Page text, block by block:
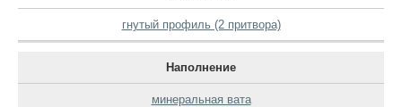
гнутый профиль (2 притвора)
Наполнение
минеральная вата